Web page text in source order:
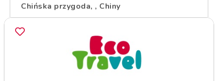
Chińska przygoda, , Chiny